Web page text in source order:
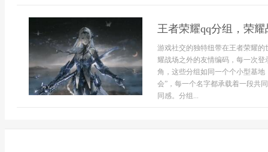
王者荣耀qq分组，荣
游戏社交的独特纽带在王者荣耀
耀战场之外的友情编码，每一次
角，这些分组如同一个个小型基地
会”，每一个名字都承载着一段共
同感。分组...